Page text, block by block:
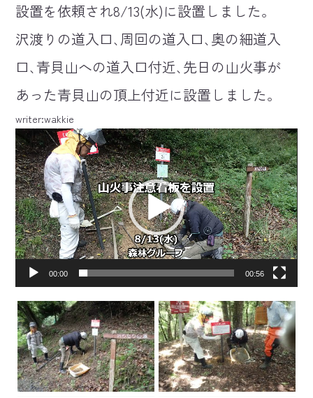
設置を依頼され8/13(水)に設置しました。
沢渡りの道入口､周回の道入口､奥の細道入
口､青貝山への道入口付近､先日の山火事が
あった青貝山の頂上付近に設置しました。
writer:wakkie
動
画
プ
レ
ー
ヤ
ー
00:00 00:56